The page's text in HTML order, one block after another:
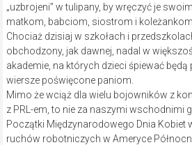
„uzbrojeni” w tulipany, by wręczyć je
matkom, babciom, siostrom i koleżankom.
Chociaż dzisiaj w szkołach i
obchodzony, jak dawnej, nadal w
akademie, na których dzieci śpiewać
wiersze poświęcone paniom.
Mimo że wciąż dla wielu bojowników z
z PRL-em, to nie za naszymi wschodnimi
Początki Międzynarodowego Dnia Kobiet
ruchów robotniczych w Ameryce